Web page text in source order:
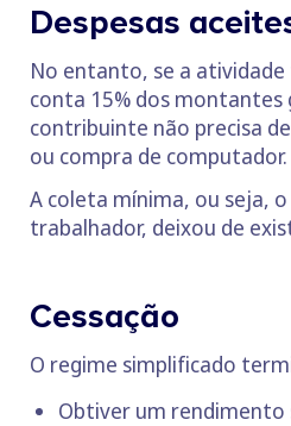
Despesas
No entanto, se a
conta 15% dos montantes
contribuinte não precisa
ou compra de computador.
A coleta mínima, ou seja,
trabalhador, deixou de
Cessação
O regime simplificado
Obtiver um rendimento